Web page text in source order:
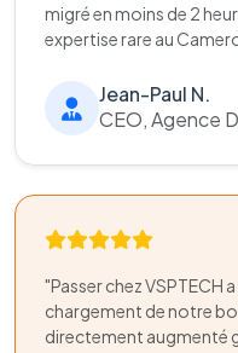
migré en moins de 2
expertise rare au
Jean-Paul N.
CEO, Agence
"Passer chez VSPTECH
chargement de notre
directement augmenté